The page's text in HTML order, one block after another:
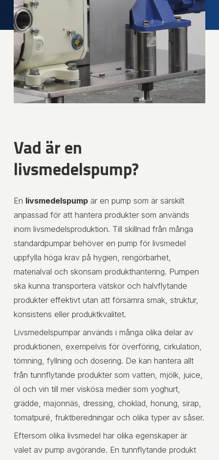
Vad är en
livsmedelspump?
En livsmedelspump är en pump som är särskilt
anpassad för att hantera produkter som används
inom livsmedelsproduktion. Till skillnad från många
standardpumpar behöver en pump för livsmedel
uppfylla höga krav på hygien, rengörbarhet,
materialval och skonsam produkthantering. Pumpen
ska kunna transportera vätskor och halvflytande
produkter effektivt utan att försämra smak, struktur,
konsistens eller produktkvalitet.
Livsmedelspumpar används i många olika delar av
produktionen, exempelvis för överföring, cirkulation,
tömning, fyllning och dosering. De kan hantera allt
från tunnflytande produkter som vatten, mjölk, juice,
öl och vin till mer viskösa medier som yoghurt,
grädde, majonnäs, dressing, choklad, honung, sirap,
tomatpuré, fruktberedningar och olika typer av såser.
Eftersom olika livsmedel har olika egenskaper är
valet av pump avgörande. En tunnflytande produkt